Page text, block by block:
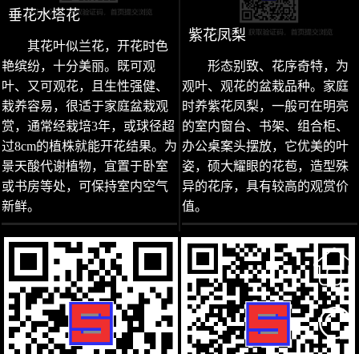
垂花水塔花
其花叶似兰花，开花时色
艳缤纷，十分美丽。既可观
叶、又可观花，且生性强健、
栽养容易，很适于家庭盆栽观
赏，通常经栽培3年，或球径超
过8cm的植株就能开花结果。为
景天酸代谢植物，宜置于卧室
或书房等处，可保持室内空气
新鲜。
紫花凤梨
形态别致、花序奇特，为
观叶、观花的盆栽品种。家庭
时养紫花凤梨，一般可在明亮
的室内窗台、书架、组合柜、
办公桌案头摆放，它优美的叶
姿，硕大耀眼的花苞，造型殊
异的花序，具有较高的观赏价
值。